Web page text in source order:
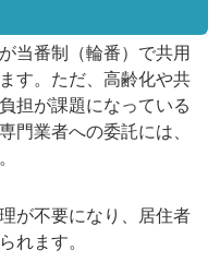
当番制（輪番）で共用
す。ただ、高齢化や共
担が課題になっている
門業者への委託には、
が不要になり、居住者
れます。